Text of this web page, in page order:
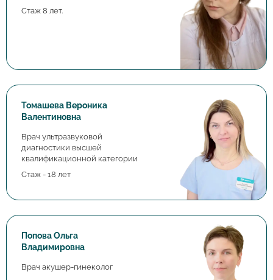
Стаж 8 лет.
Томашева Вероника
Валентиновна
Врач ультразвуковой
диагностики высшей
квалификационной категории
Стаж - 18 лет
Попова Ольга
Владимировна
Врач акушер-гинеколог